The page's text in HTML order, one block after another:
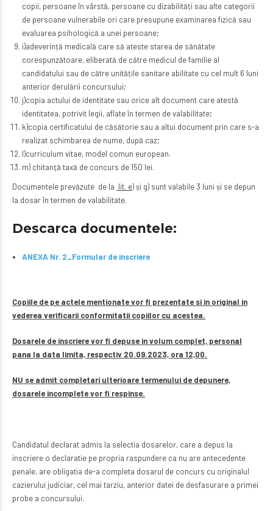
copii, persoane în vârstă, persoane cu dizabilități sau alte categorii
de persoane vulnerabile ori care presupune examinarea fizică sau
evaluarea psihologică a unei persoane;
i)adeverință medicală care să ateste starea de sănătate
corespunzătoare, eliberată de către medicul de familie al
candidatului sau de către unitățile sanitare abilitate cu cel mult 6 luni
anterior derulării concursului;
j)copia actului de identitate sau orice alt document care atestă
identitatea, potrivit legii, aflate în termen de valabilitate;
k)copia certificatului de căsătorie sau a altui document prin care s-a
realizat schimbarea de nume, după caz;
l)curriculum vitae, model comun european.
m) chitanţă taxă de concurs de 150 lei.
Documentele prevăzute de la lit. e)și g) sunt valabile 3 luni și se depun
la dosar în termen de valabilitate.
Descarca documentele:
ANEXA Nr. 2_Formular de inscriere
Copiile de pe actele mentionate vor fi prezentate si in original in
vederea verificarii conformitatii copiilor cu acestea.
Dosarele de inscriere vor fi depuse in volum complet, personal
pana la data limita, respectiv 20.09.2023, ora 12,00.
NU se admit completari ulterioare termenului de depunere,
dosarele incomplete vor fi respinse.
Candidatul declarat admis la selectia dosarelor, care a depus la
inscriere o declaratie pe propria raspundere ca nu are antecedente
penale, are obligatia de-a completa dosarul de concurs cu originalul
cazierului judiciar, cel mai tarziu, anterior datei de desfasurare a primei
probe a concursului.